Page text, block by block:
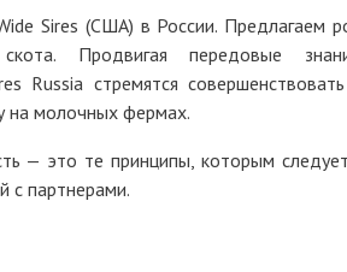
Sires (США) в России. Предлагаем
Продвигая передовые
Russia стремятся
на молочных фермах.
— это те принципы, которым
с партнерами.